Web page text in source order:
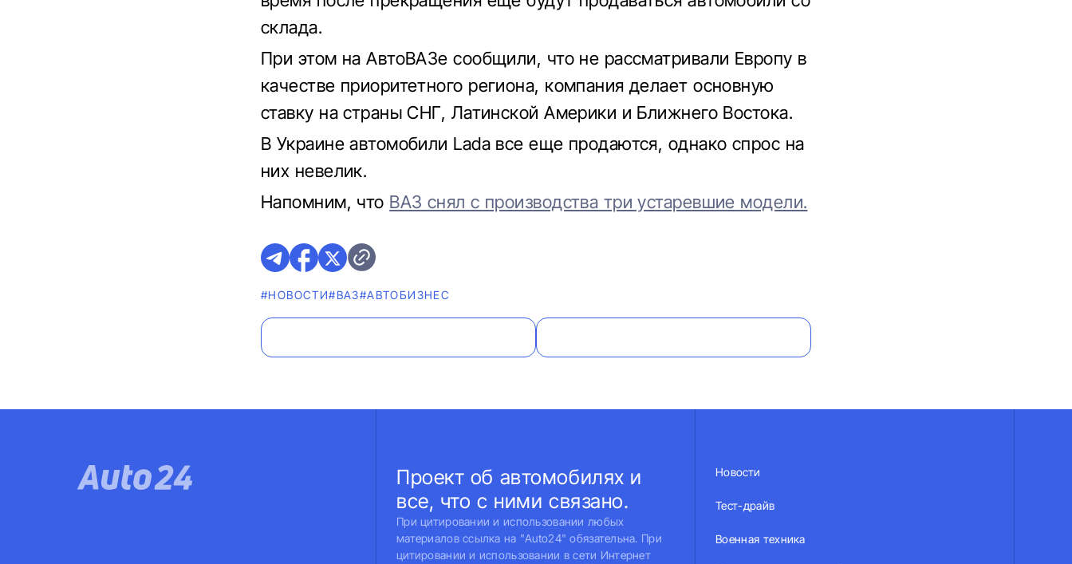
склада.
При этом на АвтоВАЗе сообщили, что не рассматривали Европу в
качестве приоритетного региона, компания делает основную
ставку на страны СНГ, Латинской Америки и Ближнего Востока.
В Украине автомобили Lada все еще продаются, однако спрос на
них невелик.
Напомним, что ВАЗ снял с производства три устаревшие модели.
#НОВОСТИ#ВАЗ#AВТОБИЗНЕС
Проект об автомобилях и
все, что с ними связано.
При цитировании и использовании любых
материалов ссылка на "Auto24" обязательна. При
цитировании и использовании в сети Интернет
Новости
Тест-драйв
Военная техника